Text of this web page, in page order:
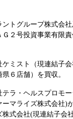
ントグループ株式会
Ｇ２号投資事業有限
ケミスト（現連結子
県６店舗）を買収。
テラ・ヘルスプロモ
ーマライズ株式会社)
株式会社(現連結子会